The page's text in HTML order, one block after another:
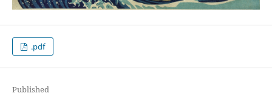
.pdf
Published